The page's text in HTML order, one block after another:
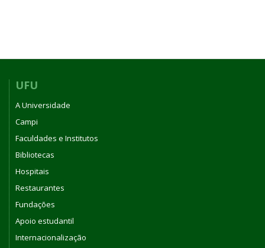
UFU
A Universidade
Campi
Faculdades e Institutos
Bibliotecas
Hospitais
Restaurantes
Fundações
Apoio estudantil
Internacionalização